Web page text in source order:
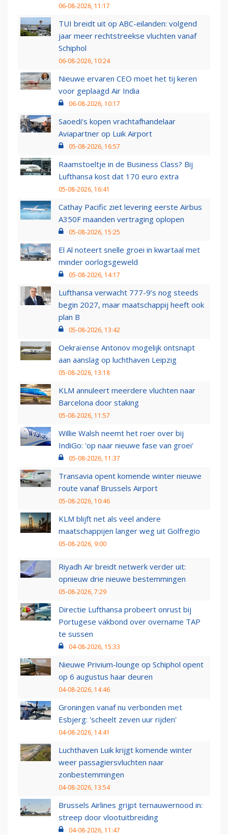
06-08-2026, 11:17
TUI breidt uit op ABC-eilanden: volgend
jaar meer rechtstreekse vluchten vanaf
Schiphol
06-08-2026, 10:24
Nieuwe ervaren CEO moet het tij keren
voor geplaagd Air India
06-08-2026, 10:17
Saoedi’s kopen vrachtafhandelaar
Aviapartner op Luik Airport
05-08-2026, 16:57
Raamstoeltje in de Business Class? Bij
Lufthansa kost dat 170 euro extra
05-08-2026, 16:41
Cathay Pacific ziet levering eerste Airbus
A350F maanden vertraging oplopen
05-08-2026, 15:25
El Al noteert snelle groei in kwartaal met
minder oorlogsgeweld
05-08-2026, 14:17
Lufthansa verwacht 777-9’s nog steeds
begin 2027, maar maatschappij heeft ook
plan B
05-08-2026, 13:42
Oekraïense Antonov mogelijk ontsnapt
aan aanslag op luchthaven Leipzig
05-08-2026, 13:18
KLM annuleert meerdere vluchten naar
Barcelona door staking
05-08-2026, 11:57
Willie Walsh neemt het roer over bij
IndiGo: 'op naar nieuwe fase van groei'
05-08-2026, 11:37
Transavia opent komende winter nieuwe
route vanaf Brussels Airport
05-08-2026, 10:46
KLM blijft net als veel andere
maatschappijen langer weg uit Golfregio
05-08-2026, 9:00
Riyadh Air breidt netwerk verder uit:
opnieuw drie nieuwe bestemmingen
05-08-2026, 7:29
Directie Lufthansa probeert onrust bij
Portugese vakbond over overname TAP
te sussen
04-08-2026, 15:33
Nieuwe Privium-lounge op Schiphol opent
op 6 augustus haar deuren
04-08-2026, 14:46
Groningen vanaf nu verbonden met
Esbjerg: 'scheelt zeven uur rijden'
04-08-2026, 14:41
Luchthaven Luik krijgt komende winter
weer passagiersvluchten naar
zonbestemmingen
04-08-2026, 13:54
Brussels Airlines grijpt ternauwernood in:
streep door vlootuitbreiding
04-08-2026, 11:47